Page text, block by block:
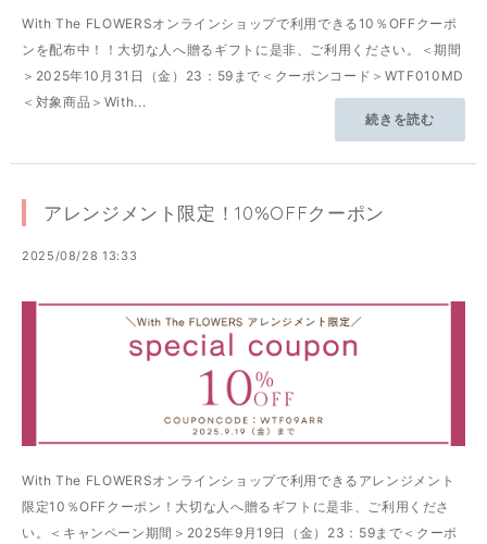
With The FLOWERSオンラインショップで利用できる10％OFFクーポ
ンを配布中！！大切な人へ贈るギフトに是非、ご利用ください。＜期間
＞2025年10月31日（金）23：59まで＜クーポンコード＞WTF010MD
＜対象商品＞With...
続きを読む
アレンジメント限定！10%OFFクーポン
2025/08/28 13:33
With The FLOWERSオンラインショップで利用できるアレンジメント
限定10％OFFクーポン！大切な人へ贈るギフトに是非、ご利用くださ
い。＜キャンペーン期間＞2025年9月19日（金）23：59まで＜クーポ